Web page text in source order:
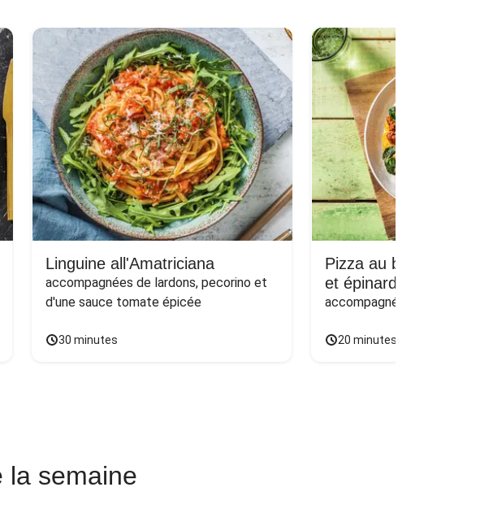
Linguine all'Amatriciana
accompagnées de lardons, pecorino et
d'une sauce tomate épicée
30 minutes
Pizza au bœuf
et épinards sur naan
accompagnée d'une salade
20 minutes
la semaine